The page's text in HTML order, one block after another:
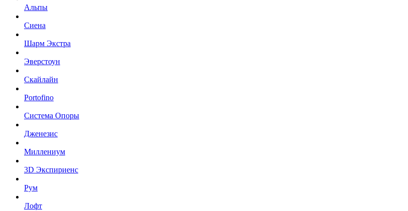
Альпы
Сиена
Шарм Экстра
Эверстоун
Скайлайн
Portofino
Система Опоры
Дженезис
Миллениум
3D Экспириенс
Рум
Лофт